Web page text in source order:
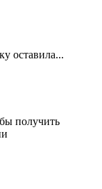
оставила...
получить